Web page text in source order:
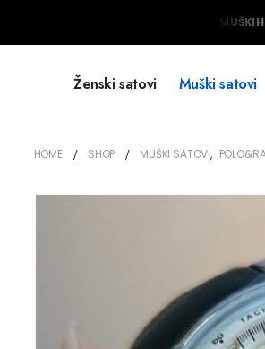
NAJVEĆI IZBOR
Ženski satovi Muški satovi
HOME SHOP MUŠKI SATOVI,